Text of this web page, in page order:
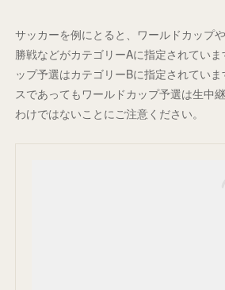
サッカーを例にとると、ワールドカップ
勝戦などがカテゴリーAに指定されてい
ップ予選はカテゴリーBに指定されてい
スであってもワールドカップ予選は生中
わけではないことにご注意ください。